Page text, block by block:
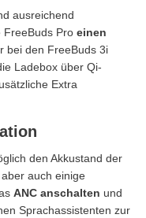
ausreichend
FreeBuds Pro einen
bei den FreeBuds 3i
Ladebox über Qi-
Extra
den Akkustand der
auch einige
ANC anschalten und
Sprachassistenten zur